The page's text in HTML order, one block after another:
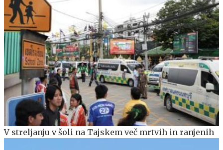
V streljanju v šoli na Tajskem več mrtvih in ranjenih